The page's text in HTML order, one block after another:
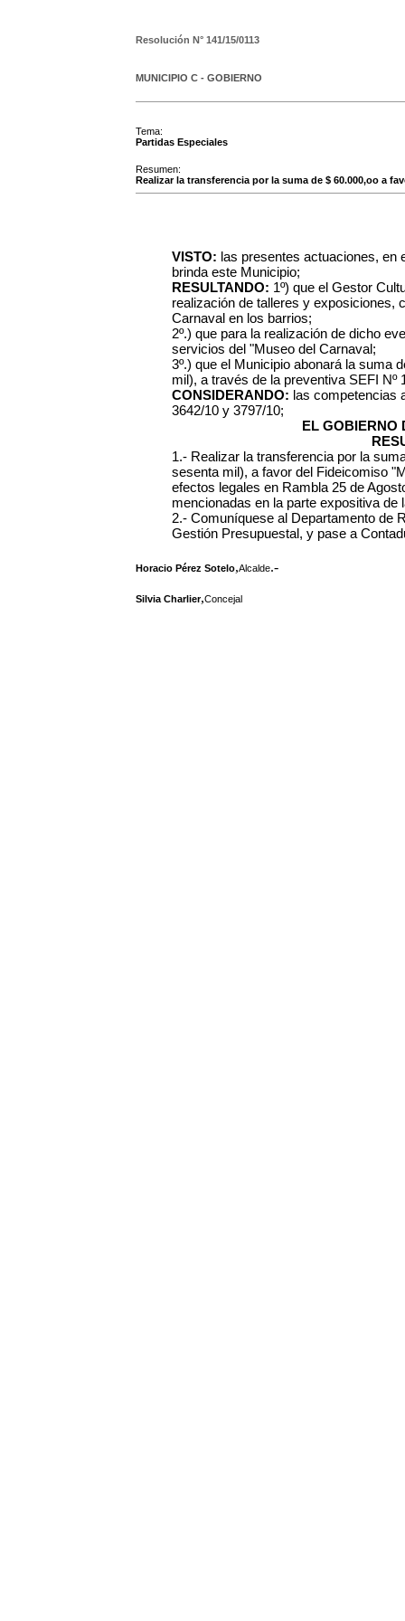
Resolución N° 141/15/0113
MUNICIPIO C - GOBIERNO
Tema:
Partidas Especiales
Resumen:
Realizar la transferencia por la suma de $ 60.000,oo a
VISTO: las presentes actuaciones, en
brinda este Municipio;
RESULTANDO: 1º) que el Gestor
realización de talleres y exposiciones,
Carnaval en los barrios;
2º.) que para la realización de dicho
servicios del "Museo del Carnaval;
3º.) que el Municipio abonará la suma
mil), a través de la preventiva SEFI
CONSIDERANDO: las competencias
3642/10 y 3797/10;
EL GOBIERNO
1.- Realizar la transferencia por la
sesenta mil), a favor del Fideicomiso
efectos legales en Rambla 25 de
mencionadas en la parte expositiva de
2.- Comuníquese al Departamento de
Gestión Presupuestal, y pase a
Horacio Pérez Sotelo,Alcalde.-
Silvia Charlier,Concejal